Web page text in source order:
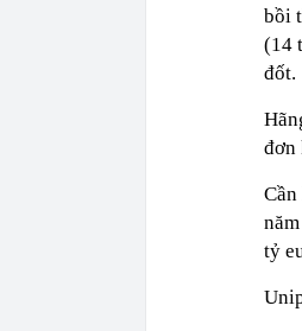
bồi
(14
đốt.
đơn
tỷ